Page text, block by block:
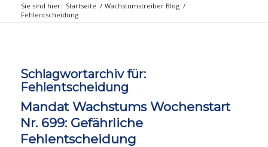
Sie sind hier: Startseite / Wachstumstreiber Blog /
Fehlentscheidung
Schlagwortarchiv für:
Fehlentscheidung
Mandat Wachstums Wochenstart
Nr. 699: Gefährliche
Fehlentscheidung